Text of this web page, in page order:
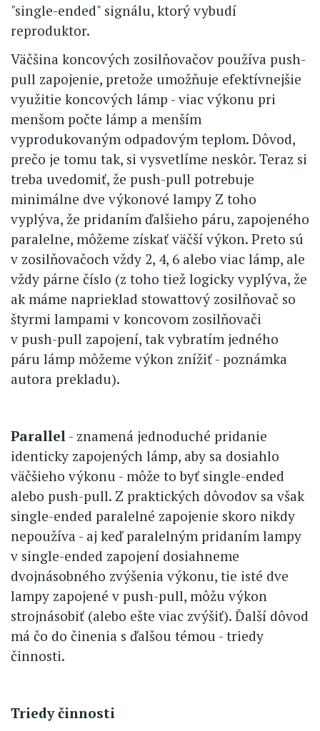
"single-ended" signálu, ktorý vybudí
reproduktor.
Väčšina koncových zosilňovačov používa push-
pull zapojenie, pretože umožňuje efektívnejšie
využitie koncových lámp - viac výkonu pri
menšom počte lámp a menším
vyprodukovaným odpadovým teplom. Dôvod,
prečo je tomu tak, si vysvetlíme neskôr. Teraz si
treba uvedomiť, že push-pull potrebuje
minimálne dve výkonové lampy Z toho
vyplýva, že pridaním ďalšieho páru, zapojeného
paralelne, môžeme získať väčší výkon. Preto sú
v zosilňovačoch vždy 2, 4, 6 alebo viac lámp, ale
vždy párne číslo (z toho tiež logicky vyplýva, že
ak máme naprieklad stowattový zosilňovač so
štyrmi lampami v koncovom zosilňovači
v push-pull zapojení, tak vybratím jedného
páru lámp môžeme výkon znížiť - poznámka
autora prekladu).
Parallel - znamená jednoduché pridanie
identicky zapojených lámp, aby sa dosiahlo
väčšieho výkonu - môže to byť single-ended
alebo push-pull. Z praktických dôvodov sa však
single-ended paralelné zapojenie skoro nikdy
nepoužíva - aj keď paralelným pridaním lampy
v single-ended zapojení dosiahneme
dvojnásobného zvýšenia výkonu, tie isté dve
lampy zapojené v push-pull, môžu výkon
strojnásobiť (alebo ešte viac zvýšiť). Ďalší dôvod
má čo do činenia s ďalšou témou - triedy
činnosti.
Triedy činnosti